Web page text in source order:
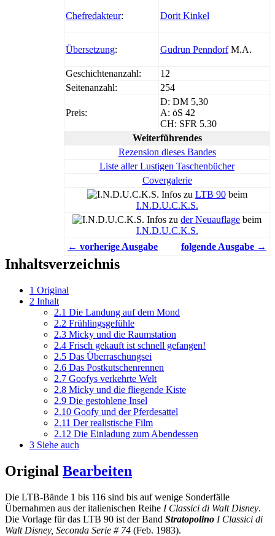
Chefredakteur: Dorit Kinkel
Übersetzung: Gudrun PenndorfM.A.
Geschichtenanzahl:
12
Seitenanzahl:
254
Preis:
D: DM 5,30
A: öS 42
CH: SFR 5.30
Weiterführendes
Rezension dieses Bandes
Liste aller Lustigen Taschenbücher
Covergalerie
Infos zu LTB 90beim
I.N.D.U.C.K.S.
Infos zu der Neuauflage beim
I.N.D.U.C.K.S.
← vorherige Ausgabe
folgende Ausgabe →
Inhaltsverzeichnis
1 Original
2 Inhalt
2.1 Die Landung auf dem Mond
2.2 Frühlingsgefühle
2.3 Micky und die Raumstation
2.4 Frisch gekauft ist schnell gefangen!
2.5 Das Überraschungsei
2.6 Das Postkutschenrennen
2.7 Goofys verkehrte Welt
2.8 Micky und die fliegende Kiste
2.9 Die gestohlene Insel
2.10 Goofy und der Pferdesattel
2.11 Der realistische Film
2.12 Die Einladung zum Abendessen
3 Siehe auch
Original Bearbeiten
Die LTB-Bände 1 bis 116 sind bis auf wenige Sonderfälle
Übernahmen aus der italienischen Reihe I Classici di Walt Disney.
Die Vorlage für das LTB 90 ist der Band Stratopolino I Classici di
Walt Disney, Seconda Serie # 74 (Feb. 1983).